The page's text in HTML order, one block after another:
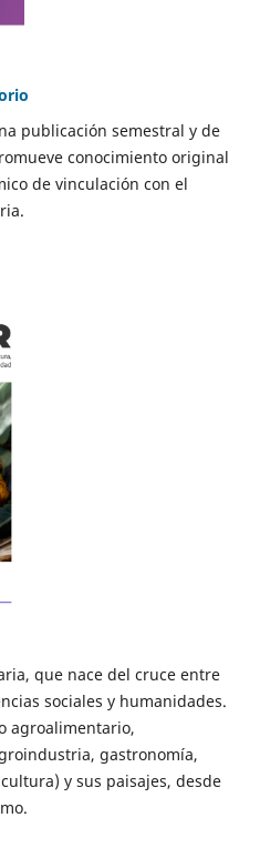
publicación semestral y de
conocimiento original
de vinculación con el
que nace del cruce entre
sociales y humanidades.
agroalimentario,
gastronomía,
y sus paisajes, desde